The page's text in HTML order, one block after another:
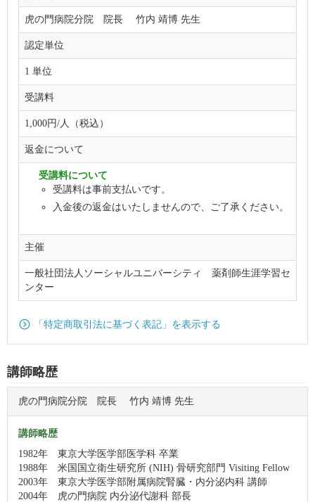
虎の門病院分院 院長 竹内 靖博 先生
認定単位
1 単位
受講料
1,000円/人（税込）
返金について
受講料について
受講料は事前支払いです。
入金後の返金はいたしませんので、ご了承ください。
主催
一般社団法人ソーシャルユニバーシティ 薬剤師生涯学習セ
ンター
「特定商取引法に基づく表記」を表示する
講師略歴
虎の門病院分院 院長 竹内 靖博 先生
講師略歴
1982年 東京大学医学部医学科 卒業
1988年 米国国立衛生研究所 (NIH) 骨研究部門 Visiting Fellow
2003年 東京大学医学部附属病院腎臓・内分泌内科 講師
2004年 虎の門病院 内分泌代謝科 部長